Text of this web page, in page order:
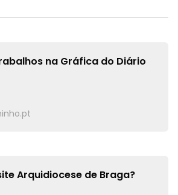
na Gráfica do Diário
Arquidiocese de Braga?